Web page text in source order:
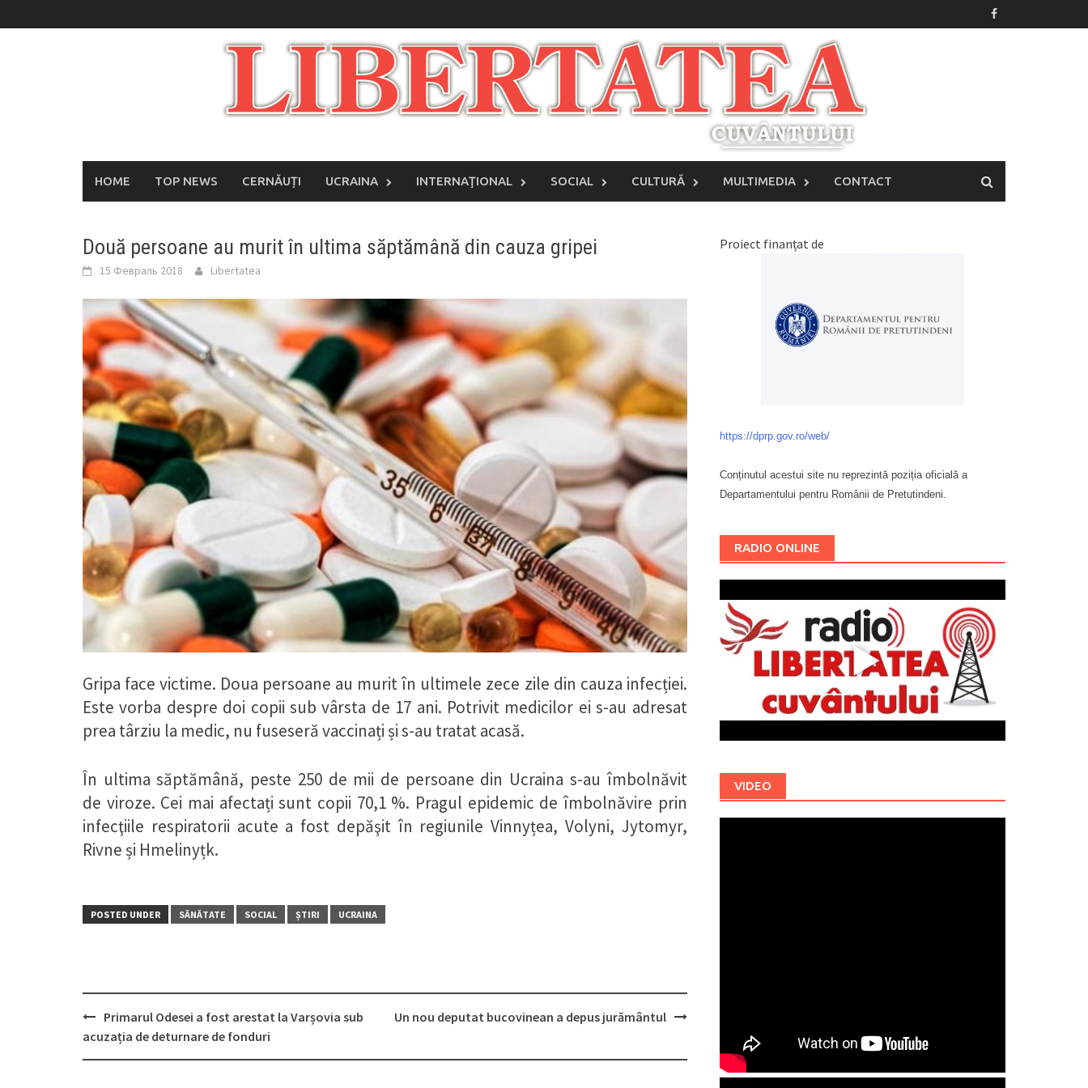
to
HOME TOP NEWS CERNĂUȚI UCRAINA INTERNAŢIONAL SOCIAL CULTURĂ MULTIMEDIA CONTACT
Două persoane au murit în ultima săptămână din cauza gripei
15 Февраль 2018 Libertatea
Gripa face victime. Doua persoane au murit în ultimele zece zile din cauza infecției.
Este vorba despre doi copii sub vârsta de 17 ani. Potrivit medicilor ei s-au adresat
prea târziu la medic, nu fuseseră vaccinați și s-au tratat acasă.
În ultima săptămână, peste 250 de mii de persoane din Ucraina s-au îmbolnăvit
de viroze. Cei mai afectați sunt copii 70,1 %. Pragul epidemic de îmbolnăvire prin
infecţiile respiratorii acute a fost depăşit în regiunile Vinnyțea, Volyni, Jytomyr,
Rivne și Hmelinyțk.
POSTED UNDER SĂNĂTATE SOCIAL ȘTIRI UCRAINA
Post
navigation
Primarul Odesei a fost arestat la Varșovia sub
acuzația de deturnare de fonduri
Un nou deputat bucovinean a depus jurământul
Proiect finanțat de
https://dprp.gov.ro/web/
Conținutul acestui site nu reprezintă poziția oficială a
Departamentului pentru Românii de Pretutindeni.
RADIO ONLINE
VIDEO